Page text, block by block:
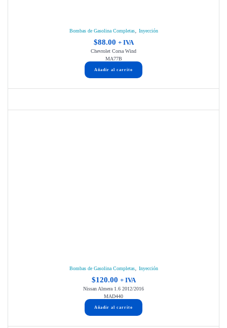
Bombas de Gasolina Completas, Inyección
$88.00 + IVA
Chevrolet Corsa Wind
MA77B
Añadir al carrito
Bombas de Gasolina Completas, Inyección
$120.00 + IVA
Nissan Almera 1.6 2012/2016
MAD440
Añadir al carrito